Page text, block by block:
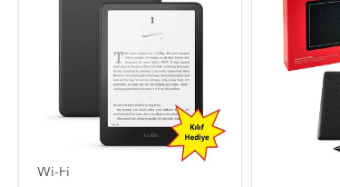
Ekran Panel Tipi
Kamera Çözünürlüğü
8,0 MP
Arttırılabilir Hafıza
128 GB'a kadar
Wi-Fi